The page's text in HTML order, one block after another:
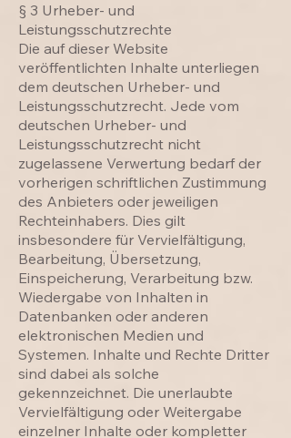
§ 3 Urheber- und
Leistungsschutzrechte
Die auf dieser Website
veröffentlichten Inhalte unterliegen
dem deutschen Urheber- und
Leistungsschutzrecht. Jede vom
deutschen Urheber- und
Leistungsschutzrecht nicht
zugelassene Verwertung bedarf der
vorherigen schriftlichen Zustimmung
des Anbieters oder jeweiligen
Rechteinhabers. Dies gilt
insbesondere für Vervielfältigung,
Bearbeitung, Übersetzung,
Einspeicherung, Verarbeitung bzw.
Wiedergabe von Inhalten in
Datenbanken oder anderen
elektronischen Medien und
Systemen. Inhalte und Rechte Dritter
sind dabei als solche
gekennzeichnet. Die unerlaubte
Vervielfältigung oder Weitergabe
einzelner Inhalte oder kompletter